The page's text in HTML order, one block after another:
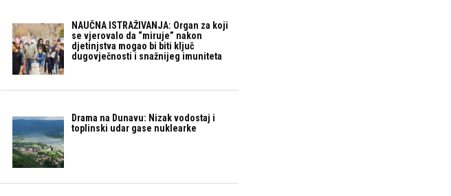
NAUČNA ISTRAŽIVANJA: Organ za koji
se vjerovalo da “miruje” nakon
djetinjstva mogao bi biti ključ
dugovječnosti i snažnijeg imuniteta
Drama na Dunavu: Nizak vodostaj i
toplinski udar gase nuklearke